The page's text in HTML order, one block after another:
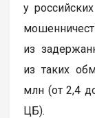
у
из
из таких
млн (от 2,4
ЦБ).